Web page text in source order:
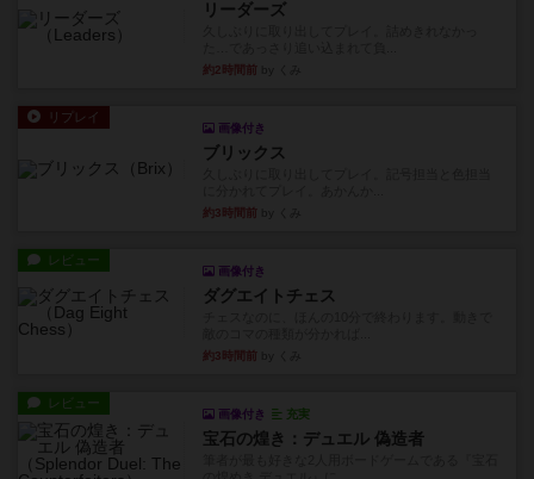
リーダーズ
約2時間前
リプレイ
画像付き
ブリックス
約3時間前
レビュー
画像付き
ダグエイトチェス
約3時間前
レビュー
画像付き 充実
宝石の煌き：デュエル 偽造者